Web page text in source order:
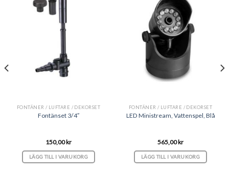
FONTÄNER / LUFTARE / DEKORSET
Fontänset 3/4″
150,00kr
LÄGG TILL I VARUKORG
FONTÄNER / LUFTARE / DEKORSET
LED Ministream, Vattenspel, Blå
565,00kr
LÄGG TILL I VARUKORG